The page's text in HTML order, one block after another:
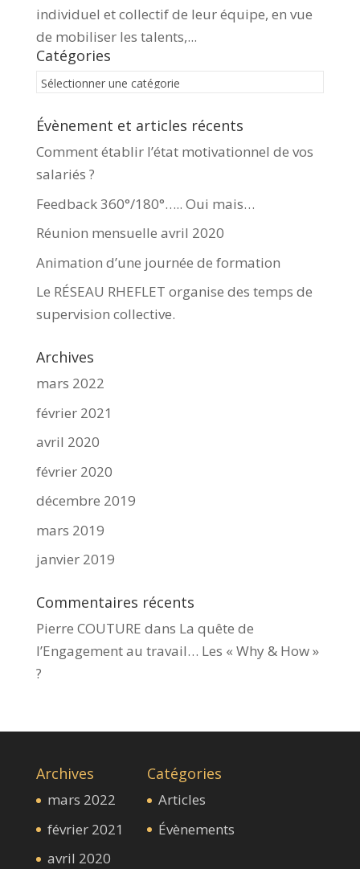
individuel et collectif de leur équipe, en vue
de mobiliser les talents,...
Catégories
Catégories
Évènement et articles récents
Comment établir l’état motivationnel de vos
salariés ?
Feedback 360°/180°….. Oui mais…
Réunion mensuelle avril 2020
Animation d’une journée de formation
Le RÉSEAU RHEFLET organise des temps de
supervision collective.
Archives
mars 2022
février 2021
avril 2020
février 2020
décembre 2019
mars 2019
janvier 2019
Commentaires récents
Pierre COUTURE dans La quête de
l’Engagement au travail… Les « Why & How »​
?
Archives
mars 2022
février 2021
avril 2020
Catégories
Articles
Évènements